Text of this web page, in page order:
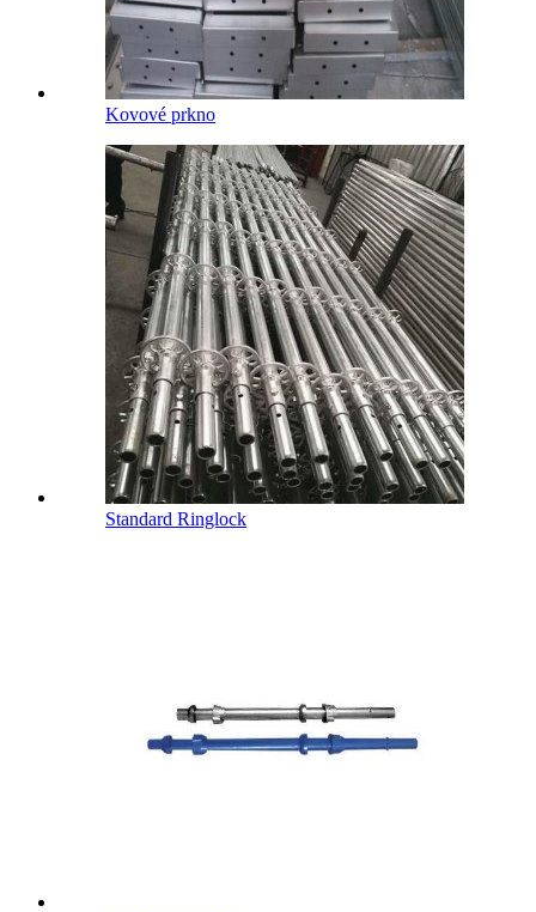
Kovové prkno
Standard Ringlock